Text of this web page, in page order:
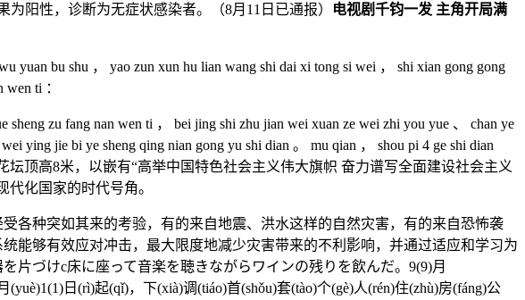
阳性，诊断为无症状感染者。（8月11日已通报）
电视剧千钧一发 主角开局满
bu shu ， yao zun xun hu lian wang shi dai xi tong si wei ， shi xian gong gong
ti ：
zu fang nan wen ti ， bei jing shi zhu jian wei xuan ze wei zhi you yue 、 chan ye
ying jie bi ye sheng qing nian gong yu shi dian 。 mu qian ， shou pi 4 ge shi dian
顶高8米，以嵌有“高举中国特色社会主义伟大旗帜 奋力谱写全面建设社会主义
化国家的时代号角。
突如其来的考验，有的来自地震、洪水这样的自然灾害，有的来自恐怖袭
能够有效应对冲击，最大限度地减少灾害带来的不利影响，并通过适应和学习为
片づけc床に座って音楽を聴きながらワインの残りを飲んだ。9(9)月
日(rì)起(qǐ)，下(xià)调(tiáo)首(shǒu)套(tào)个(gè)人(rén)住(zhù)房(fáng)公